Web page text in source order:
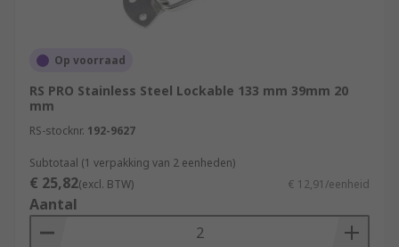
Op voorraad
RS PRO Stainless Steel Lockable 133 mm 39mm 20
mm
RS-stocknr. 192-9627
Subtotaal (1 verpakking van 2 eenheden)
€ 25,82(excl. BTW) € 12,91/eenheid
Aantal